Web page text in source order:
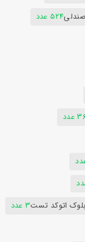
524 عدد
عدد
بلوک اتوکد تست3 عدد